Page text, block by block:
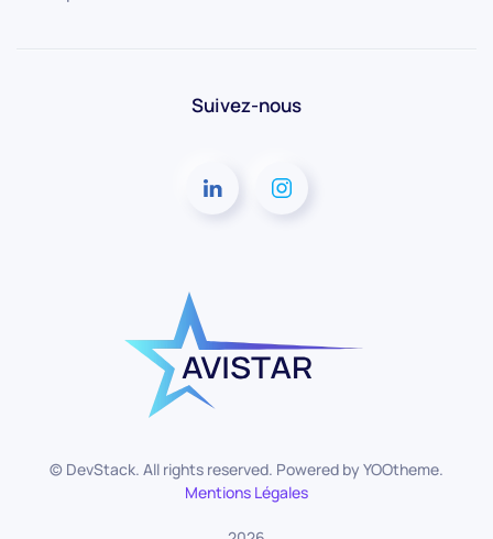
Suivez-nous
© DevStack. All rights reserved. Powered by YOOtheme.
Mentions Légales